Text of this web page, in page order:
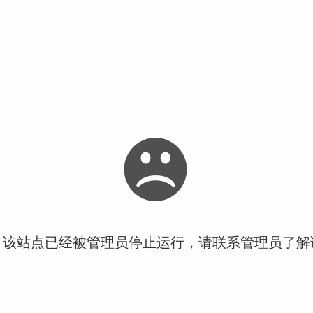
站点已经被管理员停止运行，请联系管理员了